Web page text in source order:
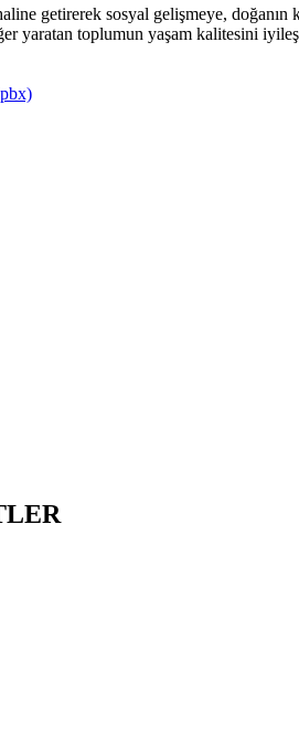
getirerek sosyal gelişmeye, doğanın
yaratan toplumun yaşam kalitesini